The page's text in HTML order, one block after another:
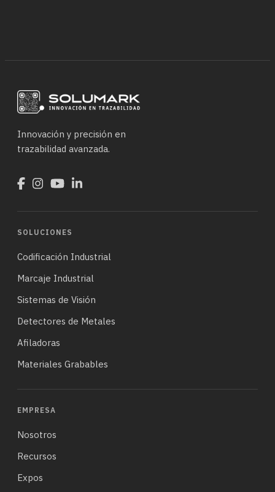
Innovación y precisión en
trazabilidad avanzada.
SOLUCIONES
Codificación Industrial
Marcaje Industrial
Sistemas de Visión
Detectores de Metales
Afiladoras
Materiales Grabables
EMPRESA
Nosotros
Recursos
Expos